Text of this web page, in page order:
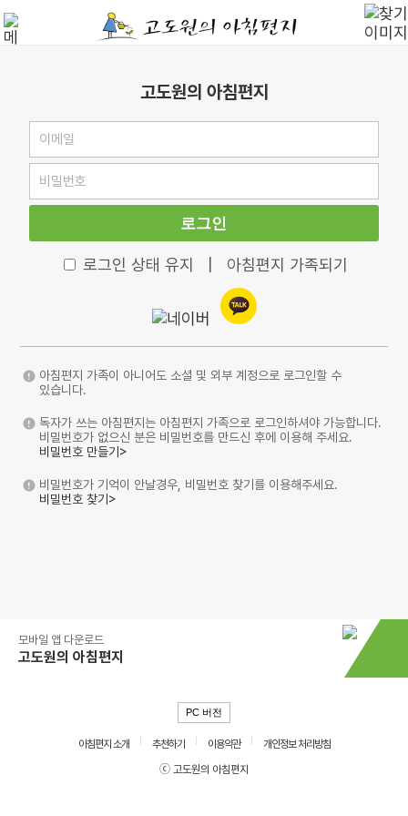
고도원의 아침편지
로그인
로그인 상태 유지 아침편지 가족되기
아침편지 가족이 아니어도 소셜 및 외부 계정으로 로그인할 수
있습니다.
독자가 쓰는 아침편지는 아침편지 가족으로 로그인하셔야 가능합니다.
비밀번호가 없으신 분은 비밀번호를 만드신 후에 이용해 주세요.
비밀번호 만들기>
비밀번호가 기억이 안날경우, 비밀번호 찾기를 이용해주세요.
비밀번호 찾기>
모바일 앱 다운로드
고도원의 아침편지
PC 버전
아침편지 소개 추천하기 이용약관
개인정보 처리방침
ⓒ 고도원의 아침편지